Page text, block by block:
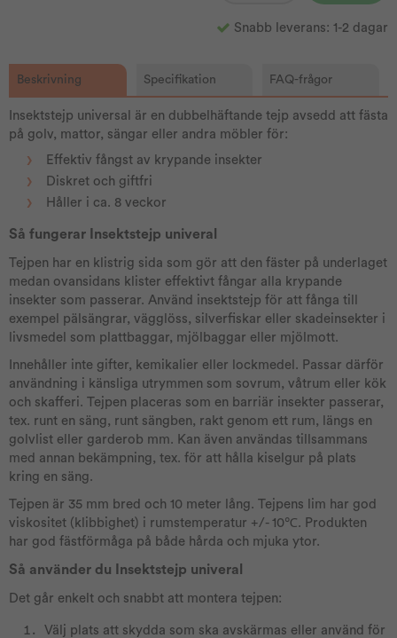
Snabb leverans: 1-2 dagar
Beskrivning Specifikation FAQ-frågor
Insektstejp universal är en dubbelhäftande tejp avsedd att fästa
på golv, mattor, sängar eller andra möbler för:
Effektiv fångst av krypande insekter
Diskret och giftfri
Håller i ca. 8 veckor
Så fungerar Insektstejp univeral
Tejpen har en klistrig sida som gör att den fäster på underlaget
medan ovansidans klister effektivt fångar alla krypande
insekter som passerar. Använd insektstejp för att fånga till
exempel pälsängrar, vägglöss, silverfiskar eller skadeinsekter i
livsmedel som plattbaggar, mjölbaggar eller mjölmott.
Innehåller inte gifter, kemikalier eller lockmedel. Passar därför
användning i känsliga utrymmen som sovrum, våtrum eller kök
och skafferi. Tejpen placeras som en barriär insekter passerar,
tex. runt en säng, runt sängben, rakt genom ett rum, längs en
golvlist eller garderob mm. Kan även användas tillsammans
med annan bekämpning, tex. för att hålla kiselgur på plats
kring en säng.
Tejpen är 35 mm bred och 10 meter lång. Tejpens lim har god
viskositet (klibbighet) i rumstemperatur +/- 10℃. Produkten
har god fästförmåga på både hårda och mjuka ytor.
Så använder du Insektstejp univeral
Det går enkelt och snabbt att montera tejpen:
Välj plats att skydda som ska avskärmas eller använd för